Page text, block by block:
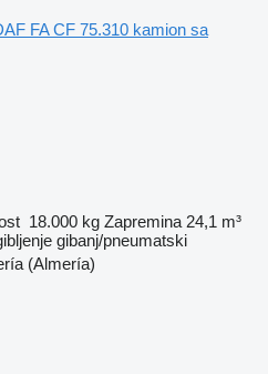
FA CF 75.310 kamion sa
18.000 kg Zapremina 24,1 m³
gibanj/pneumatski
(Almería)